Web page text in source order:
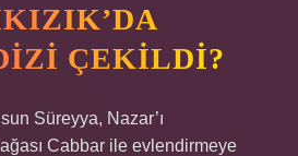
ÇEKILDI?
Süreyya, Nazar’ı
Cabbar ile evlendirmeye